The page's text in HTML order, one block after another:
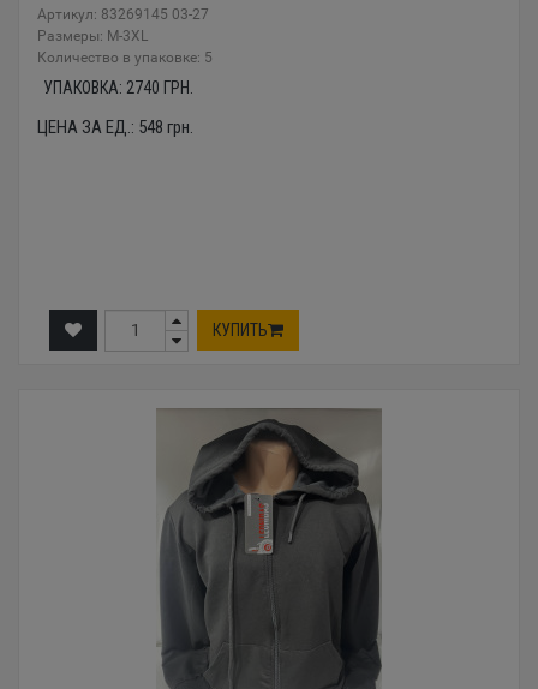
Артикул: 83269145 03-27
Размеры: М-3XL
Количество в упаковке: 5
УПАКОВКА: 2740 ГРН.
ЦЕНА ЗА ЕД.: 548 грн.
КУПИТЬ